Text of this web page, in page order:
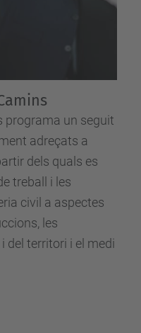
programa un seguit
adreçats a
dels quals es
treball i les
civil a aspectes
les
del territori i el medi